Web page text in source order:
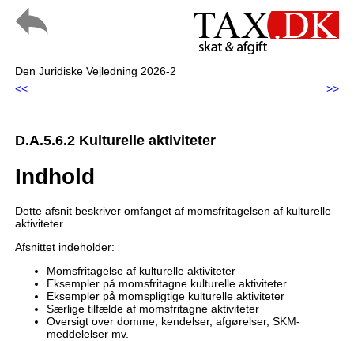
Den Juridiske Vejledning 2026-2
<<
>>
D.A.5.6.2 Kulturelle aktiviteter
Indhold
Dette afsnit beskriver omfanget af momsfritagelsen af kulturelle
aktiviteter.
Afsnittet indeholder:
Momsfritagelse af kulturelle aktiviteter
Eksempler på momsfritagne kulturelle aktiviteter
Eksempler på momspligtige kulturelle aktiviteter
Særlige tilfælde af momsfritagne aktiviteter
Oversigt over domme, kendelser, afgørelser, SKM-
meddelelser mv.